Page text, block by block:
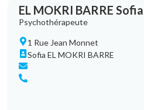
EL MOKRI BARRE Sofia
Psychothérapeute
1 Rue Jean Monnet
Sofia EL MOKRI BARRE